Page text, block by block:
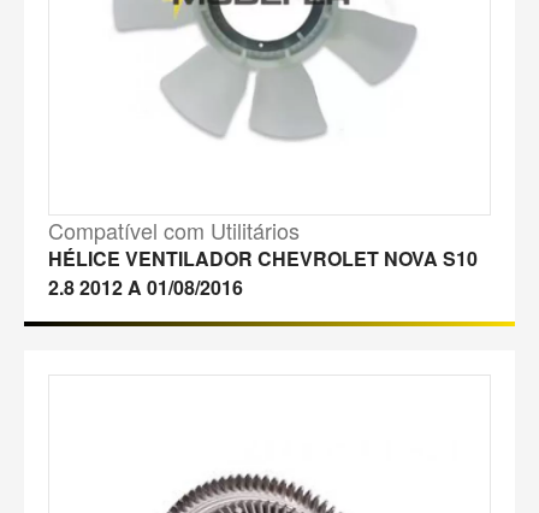
Compatível com Utilitários
HÉLICE VENTILADOR CHEVROLET NOVA S10
2.8 2012 A 01/08/2016